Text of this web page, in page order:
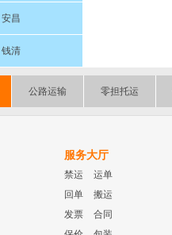
安昌
钱清
公路运输 零担托运
服务大厅
禁运
运单
回单
搬运
发票
合同